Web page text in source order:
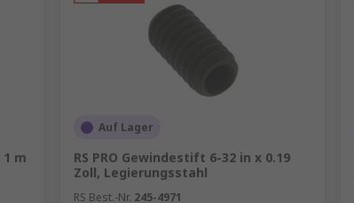
1 m
Auf Lager
RS PRO Gewindestift 6-32 in x 0.19
Zoll, Legierungsstahl
RS Best.-Nr. 245-4971